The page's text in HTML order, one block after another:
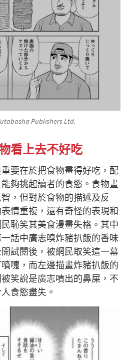
Publishers Ltd.
看上去不好吃
要在於把食物畫得好吃，配
夠挑起讀者的食慾。食物畫
，但對於食物的描述及反
情重複，還有奇怪的表現和
恥笑其美食漫畫失格。其中
話中廣志嗅炸豬扒飯的香味
試閱後，被網民取笑這一幕
嚏，而左邊描畫炸豬扒飯的
笑說是廣志噴出的鼻屎，不
食慾盡失。